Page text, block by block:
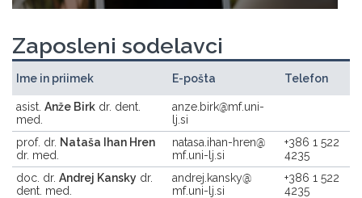
Zaposleni sodelavci
Ime in priimek E-pošta Telefon
asist. Anže Birk dr. dent.
med.
anze.birk
mf.uni-
lj.si
prof. dr. Nataša Ihan Hren
dr. med.
natasa.ihan-hren
mf.uni-lj.si
+386 1 522
4235
doc. dr. Andrej Kansky dr.
dent. med.
andrej.kansky
mf.uni-lj.si
+386 1 522
4235